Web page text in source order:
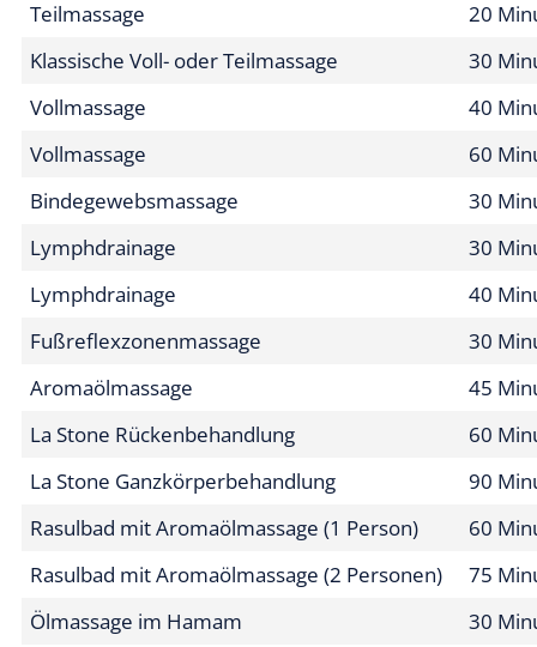
MASSAGEN UND
In unserem Vitaltempel werden
positive Wirkung Ihres Aufenthaltes im FONTENAY
Massagen
Teilmassage
20
Klassische Voll- oder Teilmassage
30
Vollmassage
40
Vollmassage
60
Bindegewebsmassage
30
Lymphdrainage
30
Lymphdrainage
40
Fußreflexzonenmassage
30
Aromaölmassage
45